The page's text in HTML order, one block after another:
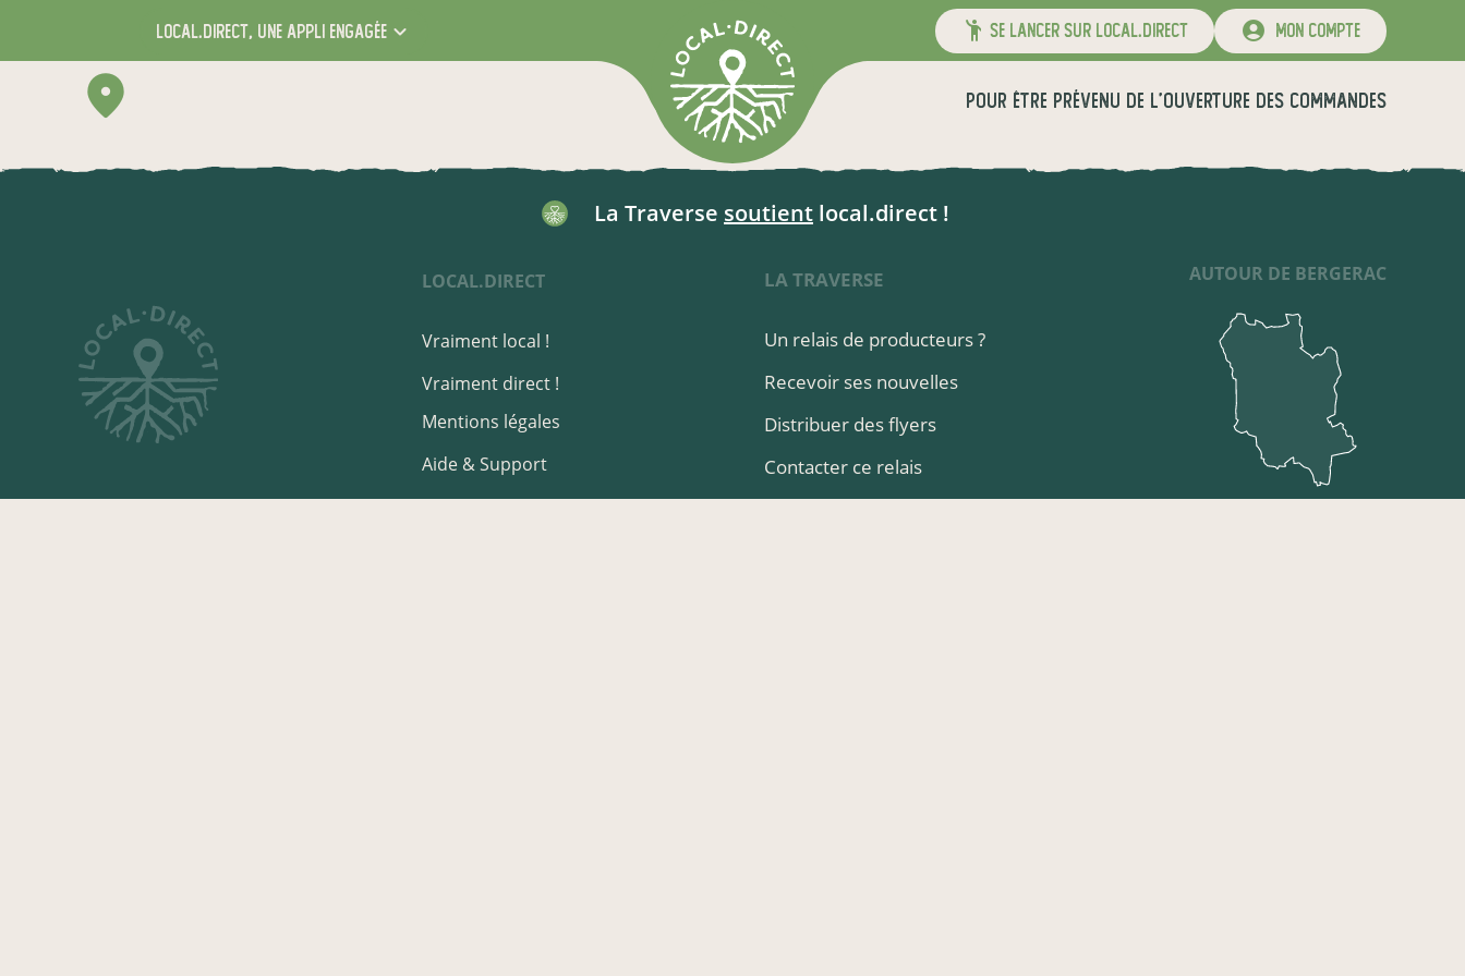
local.direct, une appli engagée se lancer sur local.direct mon compte
POUR ÊTRE PRÉVENU DE L'OUVERTURE DES COMMANDES
La Traverse soutient local.direct !
LOCAL.DIRECT
Vraiment local !
Vraiment direct !
Mentions légales
Aide & Support
LA TRAVERSE
Un relais de producteurs ?
Recevoir ses nouvelles
Distribuer des flyers
Contacter ce relais
AUTOUR DE BERGERAC